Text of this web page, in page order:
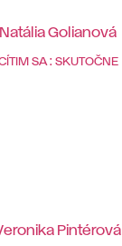
Natália Golianová
SA : SKUTOČNE
Pintérová